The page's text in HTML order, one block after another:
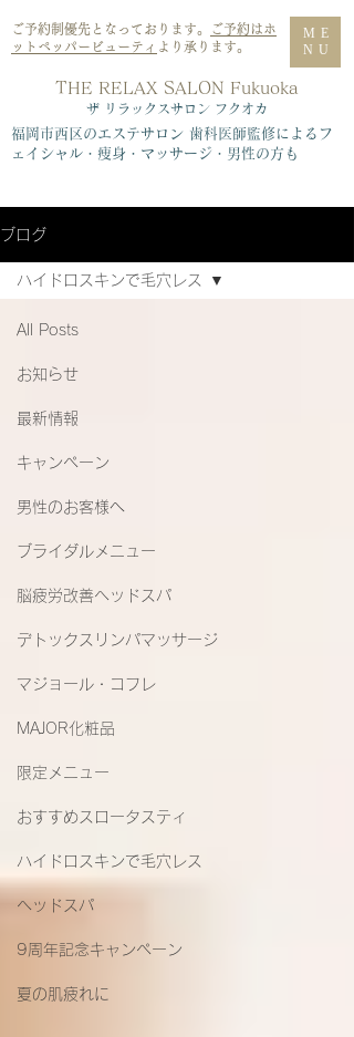
ご予約制優先となっております。
ご予約はホ
ットペッパービューティ より承ります。
THE RELAX SALON Fukuoka
​ザ リラックスサロン フクオカ
福岡市西区のエステサロン 歯科医師監修によるフ
ェイシャル・痩身・マッサージ・男性の方も
ME
NU
ブログ
All Posts
お知らせ
最新情報
キャンペーン
男性のお客様へ
ブライダルメニュー
脳疲労改善ヘッドスパ
デトックスリンパマッサージ
マジョール・コフレ
MAJOR化粧品
限定メニュー
おすすめスロータスティ
ハイドロスキンで毛穴レス
ヘッドスパ
9周年記念キャンペーン
夏の肌疲れに
ハイドロスキンで毛穴レス